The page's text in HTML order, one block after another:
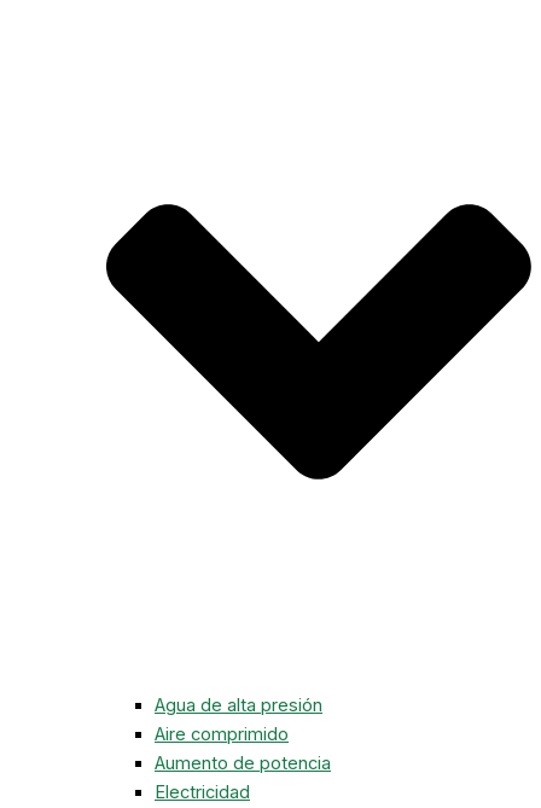
Agua de alta presión
Aire comprimido
Aumento de potencia
Electricidad